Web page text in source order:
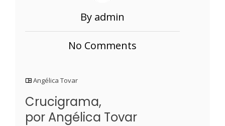
By admin
No Comments
Angélica Tovar
Crucigrama,
por Angélica Tovar